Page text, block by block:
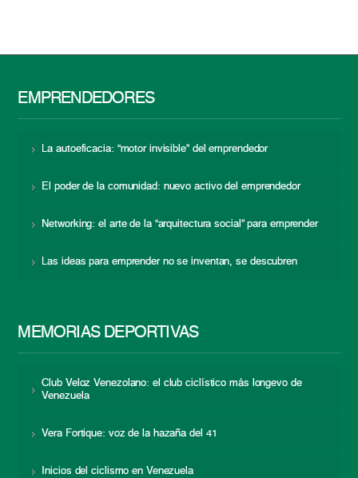
EMPRENDEDORES
La autoeficacia: “motor invisible” del emprendedor
El poder de la comunidad: nuevo activo del emprendedor
Networking: el arte de la “arquitectura social” para emprender
Las ideas para emprender no se inventan, se descubren
MEMORIAS DEPORTIVAS
Club Veloz Venezolano: el club ciclístico más longevo de
Venezuela
Vera Fortique: voz de la hazaña del 41
Inicios del ciclismo en Venezuela